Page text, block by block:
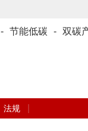
- 节能低碳 - 双碳
法规